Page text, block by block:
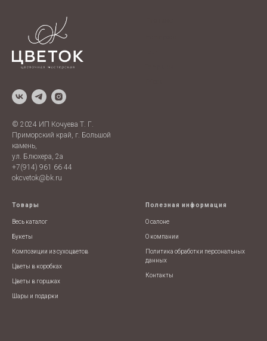
© 2024 ИП Кочуева Т. Г.
Приморский край, г. Большой
камень,
ул. Блюхера, 2а
+7(914) 961 66 44
okcvetok@bk.ru
Товары
Весь каталог
Букеты
Композиции из сухоцветов
Цветы в коробках
Цветы в горшках
Шары и подарки
Полезная информация
О салоне
О компании
Политика обработки персональных
данных
Контакты